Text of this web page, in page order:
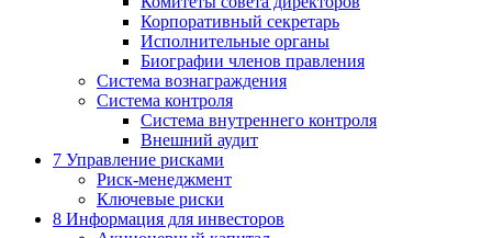
Корпоративный секретарь
Исполнительные органы
Биографии членов правления
Система вознаграждения
Система контроля
Система внутреннего контроля
Внешний аудит
7 Управление рисками
Риск-менеджмент
Ключевые риски
8 Информация для инвесторов